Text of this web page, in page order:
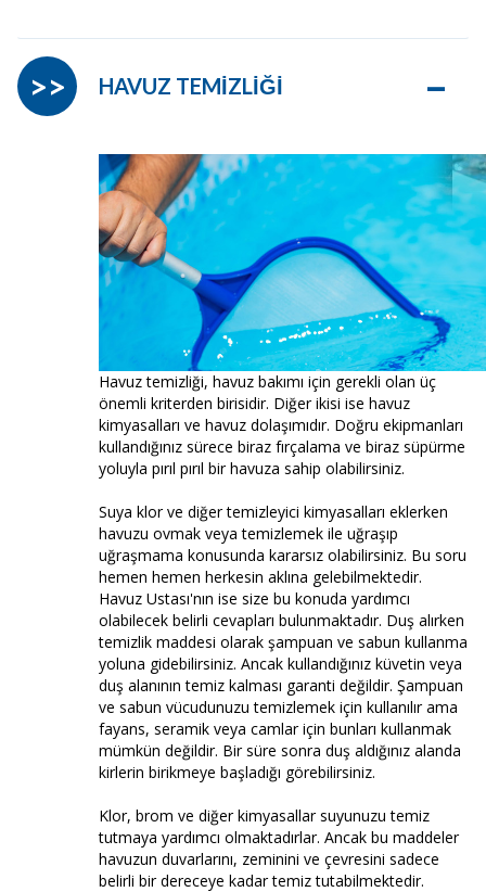
HAVUZ TEMİZLİĞİ –
>>
Havuz temizliği, havuz bakımı için gerekli olan üç
önemli kriterden birisidir. Diğer ikisi ise havuz
kimyasalları ve havuz dolaşımıdır. Doğru ekipmanları
kullandığınız sürece biraz fırçalama ve biraz süpürme
yoluyla pırıl pırıl bir havuza sahip olabilirsiniz.
Suya klor ve diğer temizleyici kimyasalları eklerken
havuzu ovmak veya temizlemek ile uğraşıp
uğraşmama konusunda kararsız olabilirsiniz. Bu soru
hemen hemen herkesin aklına gelebilmektedir.
Havuz Ustası'nın ise size bu konuda yardımcı
olabilecek belirli cevapları bulunmaktadır. Duş alırken
temizlik maddesi olarak şampuan ve sabun kullanma
yoluna gidebilirsiniz. Ancak kullandığınız küvetin veya
duş alanının temiz kalması garanti değildir. Şampuan
ve sabun vücudunuzu temizlemek için kullanılır ama
fayans, seramik veya camlar için bunları kullanmak
mümkün değildir. Bir süre sonra duş aldığınız alanda
kirlerin birikmeye başladığı görebilirsiniz.
Klor, brom ve diğer kimyasallar suyunuzu temiz
tutmaya yardımcı olmaktadırlar. Ancak bu maddeler
havuzun duvarlarını, zeminini ve çevresini sadece
belirli bir dereceye kadar temiz tutabilmektedir.